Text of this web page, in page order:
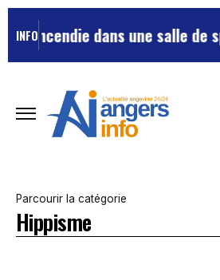
INFO
incendie dans une salle de
Parcourir la catégorie
Hippisme